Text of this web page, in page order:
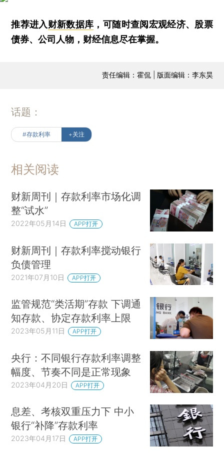
推荐进入财新数据库 ，可随时查阅宏观经济、股票
债券、公司人物，财经信息尽在掌握。
责任编辑：霍侃 | 版面编辑：李东昊
话题：
#存款利率 +关注
相关阅读
财新周刊｜存款利率市场化调
整“试水”
2022年05月14日 APP打开
财新周刊｜存款利率搅动银行
负债管理
2021年07月10日 APP打开
监管规范“类活期”存款 下调通
知存款、协定存款利率上限
2023年05月11日 APP打开
央行：不同银行存款利率调整
幅度、节奏不同是正常现象
2023年04月20日 APP打开
息差、考核双重压力下 中小
银行“补降”存款利率
2023年04月17日 APP打开